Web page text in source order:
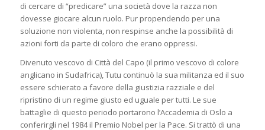
di cercare di “predicare” una società dove la razza non
dovesse giocare alcun ruolo. Pur propendendo per una
soluzione non violenta, non respinse anche la possibilità di
azioni forti da parte di coloro che erano oppressi.
Divenuto vescovo di Città del Capo (il primo vescovo di colore
anglicano in Sudafrica), Tutu continuò la sua militanza ed il suo
essere schierato a favore della giustizia razziale e del
ripristino di un regime giusto ed uguale per tutti. Le sue
battaglie di questo periodo portarono l’Accademia di Oslo a
conferirgli nel 1984 il Premio Nobel per la Pace. Si trattò di una